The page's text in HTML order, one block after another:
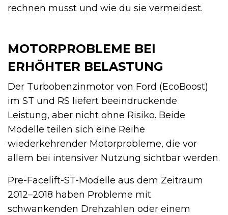
rechnen musst und wie du sie vermeidest.
MOTORPROBLEME BEI
ERHÖHTER BELASTUNG
Der Turbobenzinmotor von Ford (EcoBoost)
im ST und RS liefert beeindruckende
Leistung, aber nicht ohne Risiko. Beide
Modelle teilen sich eine Reihe
wiederkehrender Motorprobleme, die vor
allem bei intensiver Nutzung sichtbar werden.
Pre-Facelift-ST-Modelle aus dem Zeitraum
2012–2018 haben Probleme mit
schwankenden Drehzahlen oder einem